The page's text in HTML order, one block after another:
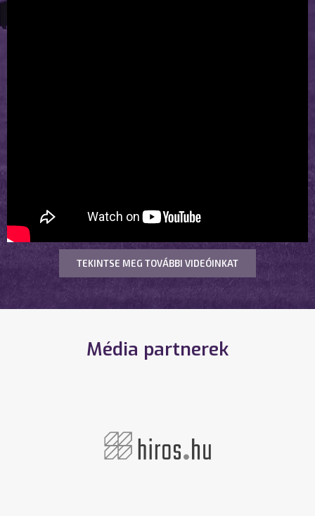
TEKINTSE MEG TOVÁBBI VIDEÓINKAT
Média partnerek